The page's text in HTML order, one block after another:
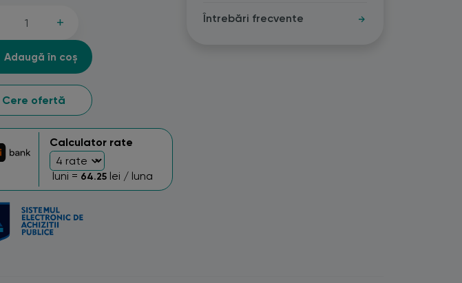
+
Adaugă în coș
Cere ofertă
Calculator rate
luni = 64.25lei / luna
Întrebări frecvente